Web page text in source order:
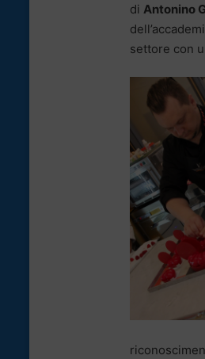
di Antonino
settore con